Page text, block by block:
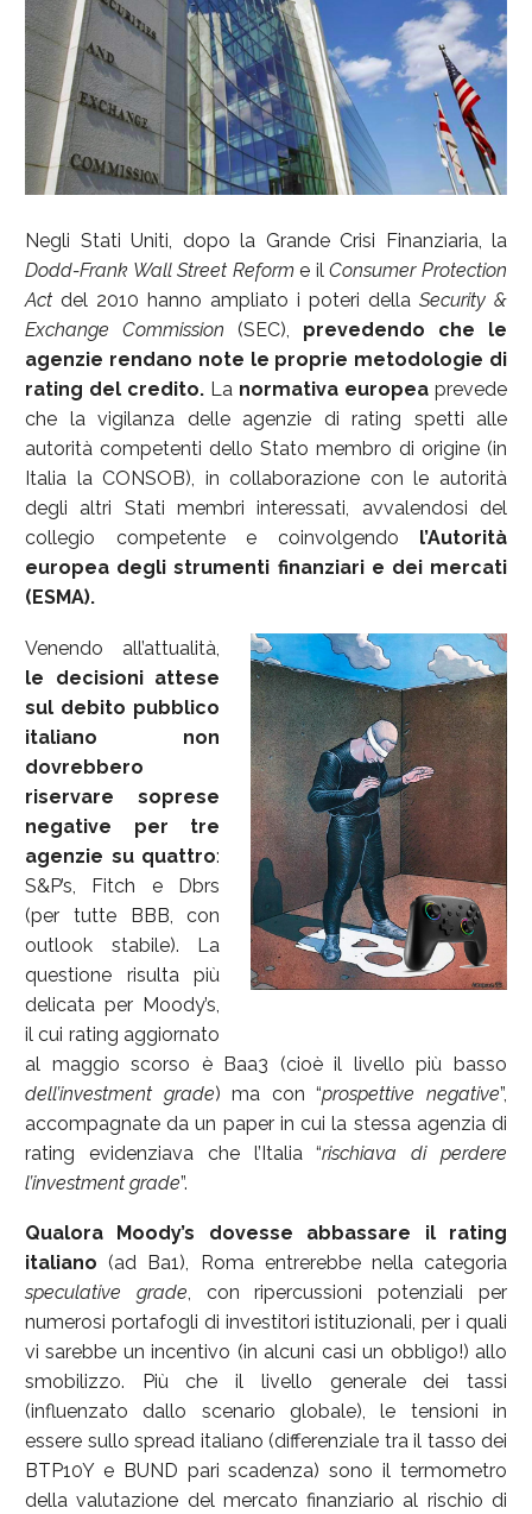
Negli Stati Uniti, dopo la Grande Crisi Finanziaria, la
Dodd-Frank Wall Street Reforme ilConsumer Protection
Act del 2010 hanno ampliato i poteri della Security &
Exchange Commission (SEC), prevedendo che le
agenzie rendano note le proprie metodologie di
rating del credito. La normativa europea prevede
che la vigilanza delle agenzie di rating spetti alle
autorità competenti dello Stato membro di origine (in
Italia la CONSOB), in collaborazione con le autorità
degli altri Stati membri interessati, avvalendosi del
collegio competente e coinvolgendo l’Autorità
europea degli strumenti finanziari e dei mercati
(ESMA).
Venendo all’attualità,
le decisioni attese
sul debito pubblico
italiano non
dovrebbero
riservare soprese
negative per tre
agenzie su quattro:
S&P’s, Fitch e Dbrs
(per tutte BBB, con
outlook stabile). La
questione risulta più
delicata per Moody’s,
il cui rating aggiornato
al maggio scorso è Baa3 (cioè il livello più basso
dell’investment grade) ma con “prospettive negative”,
accompagnate da un paper in cui la stessa agenzia di
rating evidenziava che l’Italia “rischiava di perdere
l’investment grade”.
Qualora Moody’s dovesse abbassare il rating
italiano (ad Ba1), Roma entrerebbe nella categoria
speculative grade, con ripercussioni potenziali per
numerosi portafogli di investitori istituzionali, per i quali
vi sarebbe un incentivo (in alcuni casi un obbligo!) allo
smobilizzo. Più che il livello generale dei tassi
(influenzato dallo scenario globale), le tensioni in
essere sullo spread italiano (differenziale tra il tasso dei
BTP10Y e BUND pari scadenza) sono il termometro
della valutazione del mercato finanziario al rischio di